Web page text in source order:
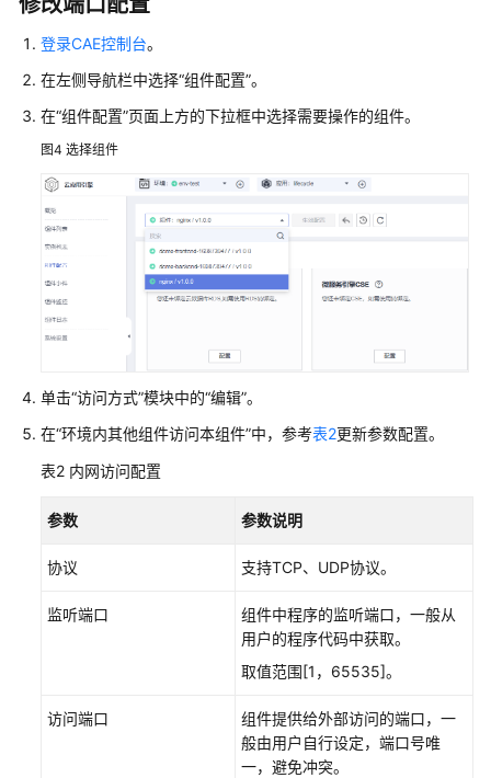
微
服
引
擎
配
访
问
配
登录CAE控制台。
在左侧导航栏中选择“组件配置”。
在“组件配置”页面上方的下拉框中选择需要操作的组件。
图4 选择组件
单击“访问方式”模块中的“编辑”。
在“环境内其他组件访问本组件”中，参考表2更新参数配置。
表2 内网访问配置
参数 参数说明
协议 支持TCP、UDP协议。
监听端口
组件中程序的监听端口，一般从
用户的程序代码中获取。
取值范围[1，65535]。
访问端口
组件提供给外部访问的端口，一
般由用户自行设定，端口号唯
一，避免冲突。